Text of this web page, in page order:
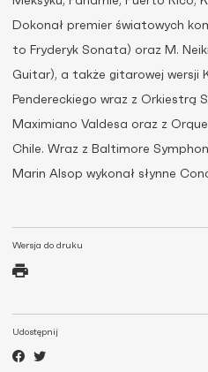
Wersja do druku
Udostępnij
Dokonał premier światowych
to Fryderyk Sonata) oraz M.
Guitar), a także gitarowej wersji
Pendereckiego wraz z
Maximiano Valdesa oraz z
Chile. Wraz z Baltimore
Marin Alsop wykonał słynne